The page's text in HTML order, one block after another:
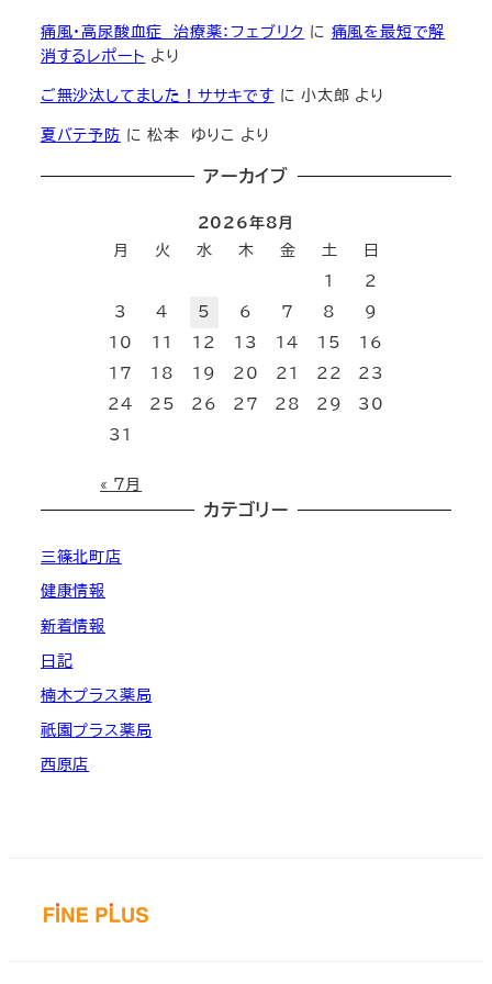
痛風・高尿酸血症 治療薬：フェブリク に 痛風を最短で解
消するレポート より
ご無沙汰してました！ササキです に小太郎 より
夏バテ予防 に松本 ゆりこ より
アーカイブ
2026年8月
月
火 水 木 金 土
日
1
2
3
4 5 6 7 8
9
10
11 12 13 14 15
16
17
18 19 20 21 22
23
24
25 26 27 28 29
30
31
« 7月
カテゴリー
三篠北町店
健康情報
新着情報
日記
楠木プラス薬局
祇園プラス薬局
西原店